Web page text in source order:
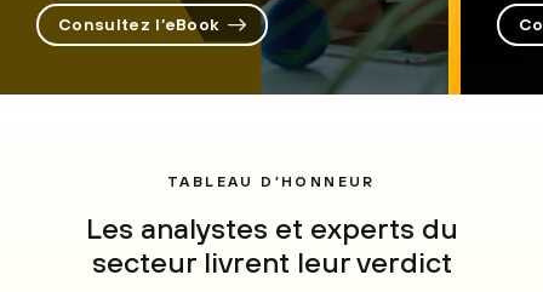
Consultez l’eBook
TABLEAU D’HONNEUR
Les analystes et experts du
secteur livrent leur verdict